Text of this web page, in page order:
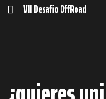
VII Desafio OffRoad